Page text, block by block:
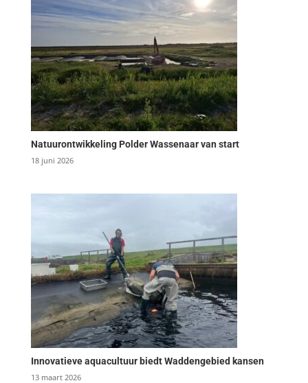
Natuurontwikkeling Polder Wassenaar van start
18 juni 2026
Innovatieve aquacultuur biedt Waddengebied kansen
13 maart 2026